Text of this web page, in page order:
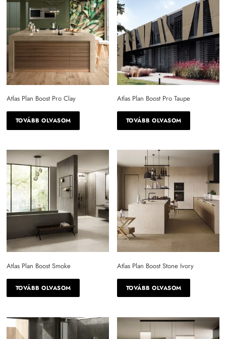
Atlas Plan Boost Pro Clay
TOVÁBB OLVASOM
Atlas Plan Boost Pro Taupe
TOVÁBB OLVASOM
Atlas Plan Boost Smoke
TOVÁBB OLVASOM
Atlas Plan Boost Stone Ivory
TOVÁBB OLVASOM